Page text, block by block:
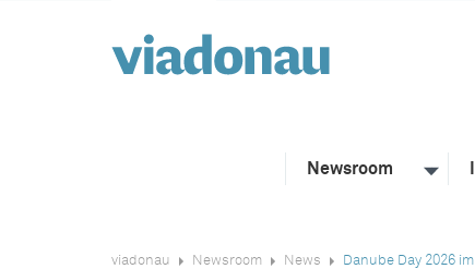
Newsroom
viadonau Newsroom News Danube Day 2026